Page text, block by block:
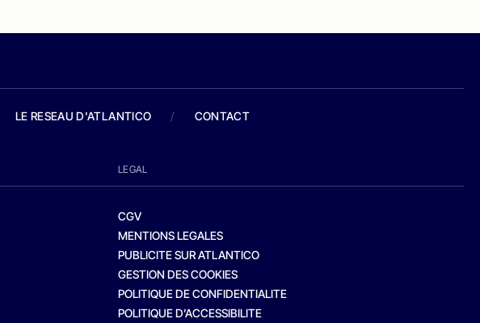
LE RESEAU D'ATLANTICO / CONTACT
LEGAL
CGV
MENTIONS LEGALES
PUBLICITE SUR ATLANTICO
GESTION DES COOKIES
POLITIQUE DE CONFIDENTIALITE
POLITIQUE D’ACCESSIBILITE